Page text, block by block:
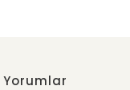
Yorumlar